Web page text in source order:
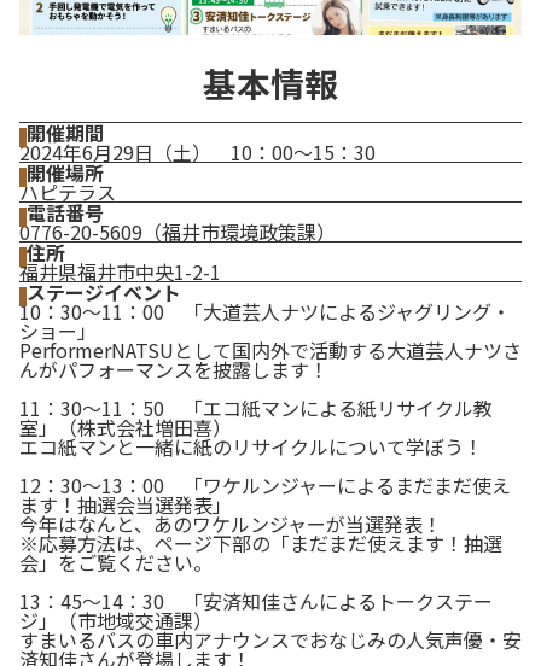
基本情報
開催期間
2024年6月29日（土） 10：00～15：30
開催場所
ハピテラス
電話番号
0776-20-5609（福井市環境政策課）
住所
福井県福井市中央1-2-1
ステージイベント
10：30～11：00 「大道芸人ナツによるジャグリング・
ショー」
PerformerNATSUとして国内外で活動する大道芸人ナツさ
んがパフォーマンスを披露します！
11：30～11：50 「エコ紙マンによる紙リサイクル教
室」（株式会社増田喜）
エコ紙マンと一緒に紙のリサイクルについて学ぼう！
12：30～13：00 「ワケルンジャーによるまだまだ使え
ます！抽選会当選発表」
今年はなんと、あのワケルンジャーが当選発表！
※応募方法は、ページ下部の「まだまだ使えます！抽選
会」をご覧ください。
13：45～14：30 「安済知佳さんによるトークステー
ジ」（市地域交通課）
すまいるバスの車内アナウンスでおなじみの人気声優・安
済知佳さんが登場します！